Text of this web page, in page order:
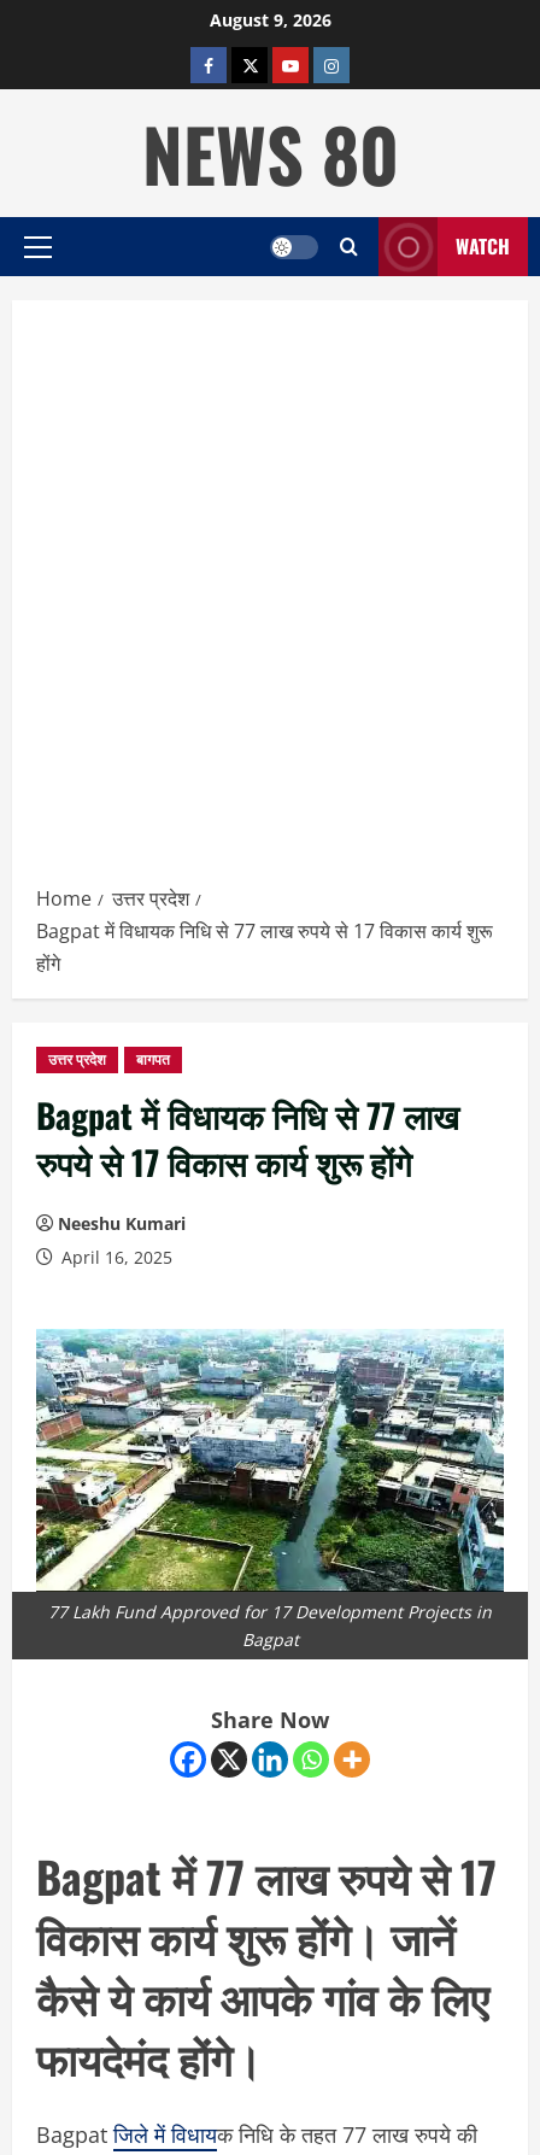
August 9, 2026
facebooktwitterYOUTUBE
instagram
NEWS 80
Primary
WATCH
Home
उत्तर प्रदेश
Bagpat में विधायक निधि से 77 लाख रुपये से 17 विकास कार्य शुरू
होंगे
उत्तर प्रदेश बागपत
Bagpat में विधायक निधि से 77 लाख
रुपये से 17 विकास कार्य शुरू होंगे
Neeshu Kumari
April 16, 2025
77 Lakh Fund Approved for 17 Development Projects in
Bagpat
Share Now
Bagpat में 77 लाख रुपये से 17
विकास कार्य शुरू होंगे। जानें
कैसे ये कार्य आपके गांव के लिए
फायदेमंद होंगे।
Bagpatजिले में विधायक निधि के तहत 77 लाख रुपये की